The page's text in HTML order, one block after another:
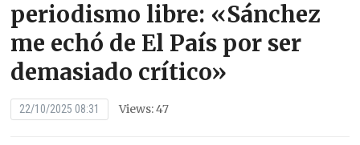
periodismo libre: «Sánchez
me echó de El País por ser
demasiado crítico»
22/10/2025 08:31 Views: 47